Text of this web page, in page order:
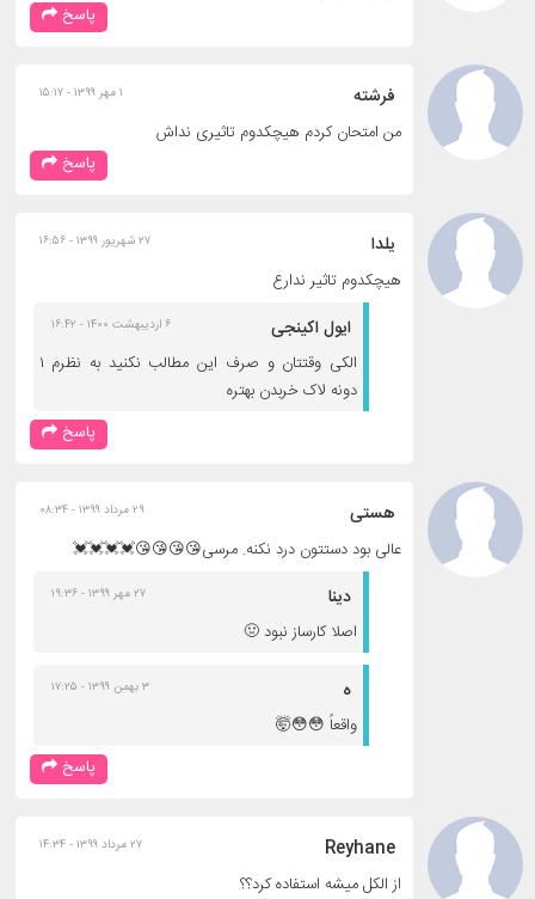
پاسخ
فرشته ۱ مهر ۱۳۹۹ - ۱۵:۱۷
من امتحان کردم هیچکدوم تاثیری نداش
پاسخ
یلدا ۲۷ شهریور ۱۳۹۹ - ۱۶:۵۶
هیچکدوم تاثیر ندارع
پاسخ
ایول اکینجی ۶ اردیبهشت ۱۴۰۰ - ۱۶:۴۲
الکی وقتتان و صرف این مطالب نکنید به نظرم ۱
دونه لاک خربدن بهتره
هستی ۲۹ مرداد ۱۳۹۹ - ۰۸:۳۴
عالی بود دستتون درد نکنه. مرسی😘😘😘😘💓💓💓💓
پاسخ
ه ۳ بهمن ۱۳۹۹ - ۱۷:۲۵
واقعاً 😳😳🤯
دینا ۲۷ مهر ۱۳۹۹ - ۱۹:۳۶
اصلا کار‌ساز نبود 🤢
Reyhane ۲۷ مرداد ۱۳۹۹ - ۱۴:۳۴
از الکل میشه استفاده کرد؟؟